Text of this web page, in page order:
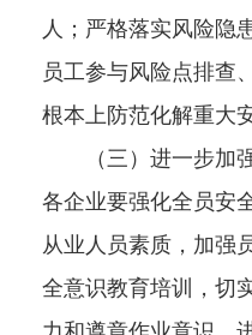
人；严格落实风险隐
员工参与风险点排查
根本上防范化解重大
（三）进一步加强
各企业要强化全员安
从业人员素质，加强
全意识教育培训，切